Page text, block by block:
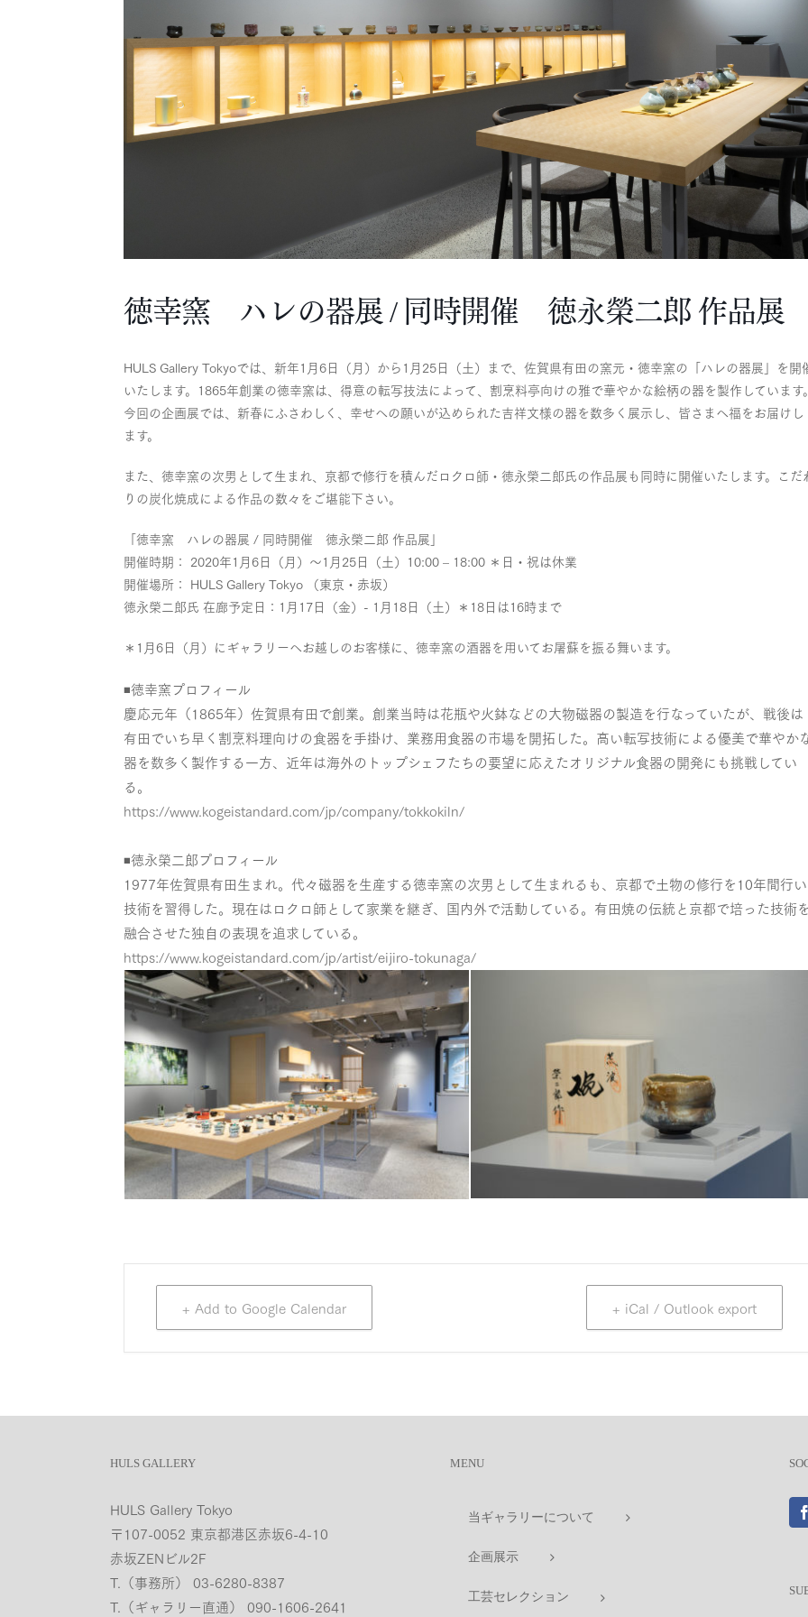
徳幸窯 ハレの器展 / 同時開催 徳永榮二郎 作品展
HULS Gallery Tokyoでは、新年1月6日（月）から1月25日（土）まで、佐賀県有田の窯元・徳幸窯の「ハレの器展」を開
いたします。1865年創業の徳幸窯は、得意の転写技法によって、割烹料亭向けの雅で華やかな絵柄の器を製作しています
今回の企画展では、新春にふさわしく、幸せへの願いが込められた吉祥文様の器を数多く展示し、皆さまへ福をお届けし
ます。
また、徳幸窯の次男として生まれ、京都で修行を積んだロクロ師・徳永榮二郎氏の作品展も同時に開催いたします。こだ
りの炭化焼成による作品の数々をご堪能下さい。
「徳幸窯 ハレの器展 / 同時開催 徳永榮二郎 作品展」
開催時期： 2020年1月6日（月）〜1月25日（土）10:00 – 18:00 ＊日・祝は休業
開催場所： HULS Gallery Tokyo （東京・赤坂）
徳永榮二郎氏 在廊予定日：1月17日（金）- 1月18日（土）＊18日は16時まで
＊1月6日（月）にギャラリーへお越しのお客様に、徳幸窯の酒器を用いてお屠蘇を振る舞います。
◾️徳幸窯プロフィール
慶応元年（1865年）佐賀県有田で創業。創業当時は花瓶や火鉢などの大物磁器の製造を行なっていたが、戦後は
有田でいち早く割烹料理向けの食器を手掛け、業務用食器の市場を開拓した。高い転写技術による優美で華やか
器を数多く製作する一方、近年は海外のトップシェフたちの要望に応えたオリジナル食器の開発にも挑戦してい
る。
https://www.kogeistandard.com/jp/company/tokkokiln/
◾️徳永榮二郎プロフィール
1977年佐賀県有田生まれ。代々磁器を生産する徳幸窯の次男として生まれるも、京都で土物の修行を10年間行い
技術を習得した。現在はロクロ師として家業を継ぎ、国内外で活動している。有田焼の伝統と京都で培った技術
融合させた独自の表現を追求している。
https://www.kogeistandard.com/jp/artist/eijiro-tokunaga/
+ Add to Google Calendar + iCal / Outlook export
HULS GALLERY
HULS Gallery Tokyo
〒107-0052 東京都港区赤坂6-4-10
赤坂ZENビル2F
T.（事務所） 03-6280-8387
T.（ギャラリー直通） 090-1606-2641
MENU
当ギャラリーについて
企画展示
工芸セレクション